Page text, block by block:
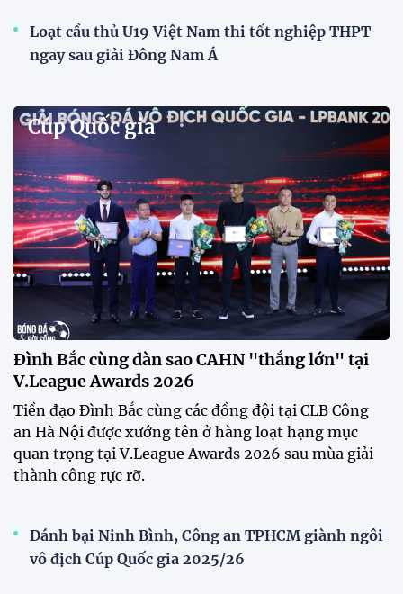
tập để theo dõi sao nhập tịch tuyển Việt Nam
Buổi tập của tuyển Việt Nam chiều nay (29/7) bất
ngờ thu hút sự chú ý của truyền thông Singapore
khi một phóng viên có mặt tại sân để trực tiếp theo
dõi màn thể hiện của các ngôi sao nhập tịch.
Đình Bắc cùng dàn sao CAHN "thắng lớn" tại
V.League Awards 2026
Festival bóng đá nữ trẻ 2026 lan tỏa đam mê tại
Đồng Tháp
Bóng đá Việt Nam nhận giải thưởng đặc biệt từ
AFC
Bóng đá nữ Việt Nam đón cú hích lớn trước mùa
giải 2026